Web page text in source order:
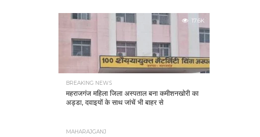
17.6K
BREAKING NEWS
महराजगंज महिला जिला अस्पताल बना कमीशनखोरी का
अड्डा, दवाइयों के साथ जांचें भी बाहर से
MAHARAJGANJ